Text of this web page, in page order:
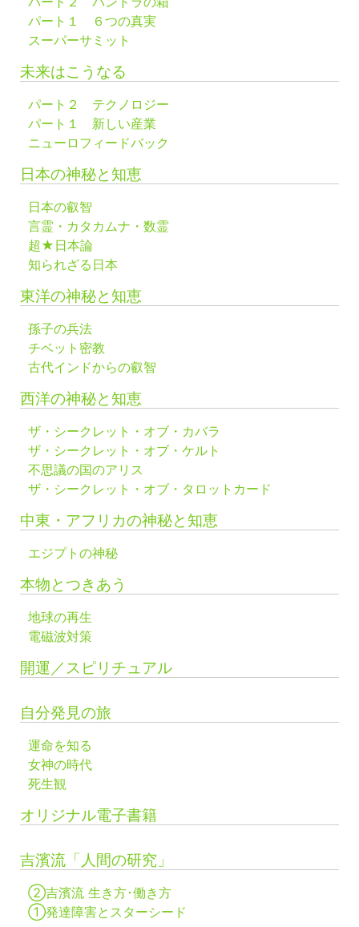
パート１ ６つの真実
スーパーサミット
未来はこうなる
パート２ テクノロジー
パート１ 新しい産業
ニューロフィードバック
日本の神秘と知恵
日本の叡智
言霊・カタカムナ・数霊
超★日本論
知られざる日本
東洋の神秘と知恵
孫子の兵法
チベット密教
古代インドからの叡智
西洋の神秘と知恵
ザ・シークレット・オブ・カバラ
ザ・シークレット・オブ・ケルト
不思議の国のアリス
ザ・シークレット・オブ・タロットカード
中東・アフリカの神秘と知恵
エジプトの神秘
本物とつきあう
地球の再生
電磁波対策
開運／スピリチュアル
自分発見の旅
運命を知る
女神の時代
死生観
オリジナル電子書籍
吉濱流「人間の研究」
②吉濱流 生き方･働き方
①発達障害とスターシード